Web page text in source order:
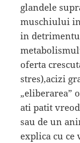
glandele
muschiului
in
oferta
stres),acizi
„eliberarea”
ati patit
sau de un
explica cu